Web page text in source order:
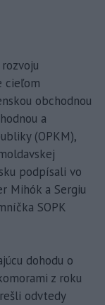
cieľom
obchodnou
a
(OPKM),
podpísali vo
Mihók a Sergiu
SOPK
dohodu o
z roku
odvtedy